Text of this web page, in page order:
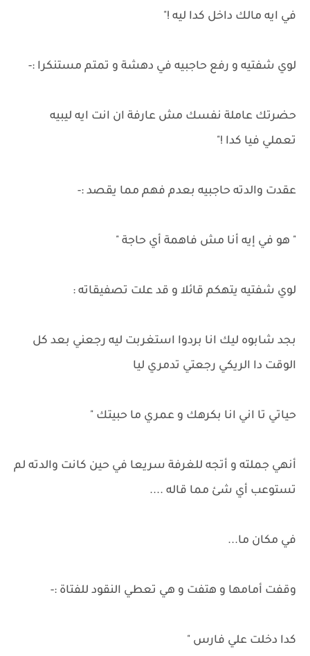
في ايه مالك داخل كدا ليه !"
لوي شفتيه و رفع حاجبيه في دهشة و تمتم مستنكرا :-
حضرتك عاملة نفسك مش عارفة ان انت ايه ليبيه
تعملي فيا كدا !"
عقدت والدته حاجبيه بعدم فهم مما يقصد :-
" هو في إيه أنا مش فاهمة أي حاجة "
لوي شفتيه يتهكم قائلا و قد علت تصفيقاته :
بجد شابوه ليك انا بردوا استغربت ليه رجعني بعد كل
الوقت دا الريكي رجعتي تدمري ليا
حياتي تا اني انا بكرهك و عمري ما حبيتك "
أنهي جملته و أتجه للغرفة سريعا في حين كانت والدته لم
تستوعب أي شئ مما قاله ....
في مكان ما...
وقفت أمامها و هتفت و هي تعطي النقود للفتاة :-
كدا دخلت علي فارس "